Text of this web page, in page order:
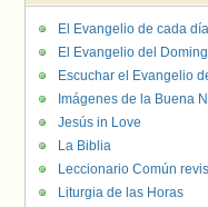
El Evangelio de cada día
El Evangelio del
Escuchar el Evangelio
Imágenes de la Buena
Jesús in Love
La Biblia
Leccionario Común
Liturgia de las Horas